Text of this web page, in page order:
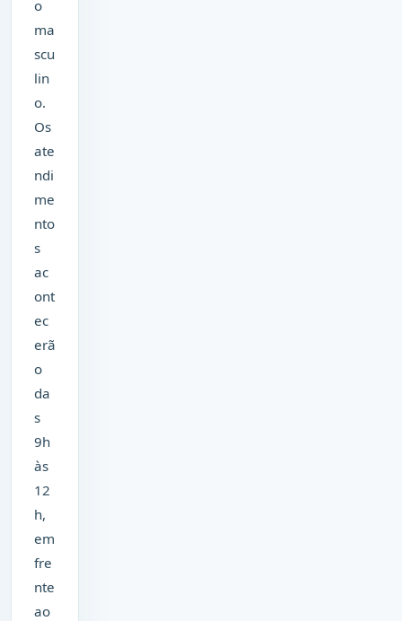
o
ma
scu
lin
o.
Os
ate
ndi
me
nto
s
ac
ont
ec
erã
o
da
s
9h
às
12
h,
em
fre
nte
ao